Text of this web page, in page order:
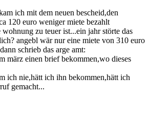
ich mit dem neuen bescheid,den
120 euro weniger miete bezahlt
wohnung zu teuer ist...ein jahr störte das
angebl wär nur eine miete von 310 euro
schrieb das arge amt:
märz einen brief bekommen,wo dieses
ich nie,hätt ich ihn bekommen,hätt ich
gemacht...